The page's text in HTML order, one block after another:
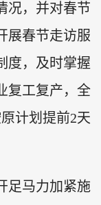
况，并对春节
展春节走访服
度，及时掌握
复工复产，全
计划提前2天
足马力加紧施